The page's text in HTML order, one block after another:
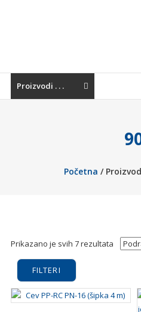
sanitarija,
baterija,
grejnih
Proizvodi . . .
Početna /
Prikazano je svih 7 rezultata
FILTERI